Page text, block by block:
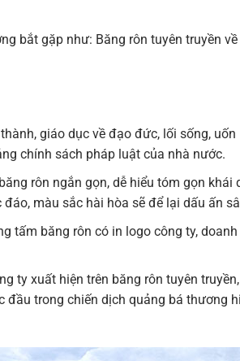
bắt gặp như: Băng rôn tuyên truyền
giáo dục về đạo đức, lối sống,
chính sách pháp luật của nhà nước.
rôn ngắn gọn, dễ hiểu tóm gọn
màu sắc hài hòa sẽ để lại dấu ấn
tấm băng rôn có in logo công ty,
ty xuất hiện trên băng rôn tuyên
trong chiến dịch quảng bá thương